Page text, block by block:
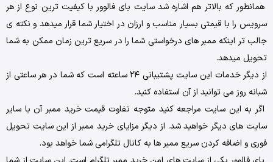
همانطور که بالاتر هم اشاره شد سایت بای فالوور با کیفیت ترین نوع از هر
سرویس را با قیمتی بسیار مناسب و ارزان در اختیار شما قرار میدهد و نکته ی
جالب تر اینکه ممبر های درخواستی شما را در سریع ترین زمان ممکن به شما
تحویل میدهد.
از دیگر خدمات این سایت پشتیبانی ۲۴ ساعته است که شما در هر ساعتی از
شبانه روز می توانید از آن استفاده کنید.
اگر به این سایت مراجعه کنید متوجه تفاوت قیمت خرید ممبر آن با سایر
سایت های دیگر خواهید شد. از دیگر مزایای خرید ممبر از این سایت تحویل
فوری و اضافه کردن سریع ممبر ها به کانال تلگرامی شما خواهد بود.